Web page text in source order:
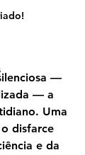
—
— a
Uma
disfarce
e da